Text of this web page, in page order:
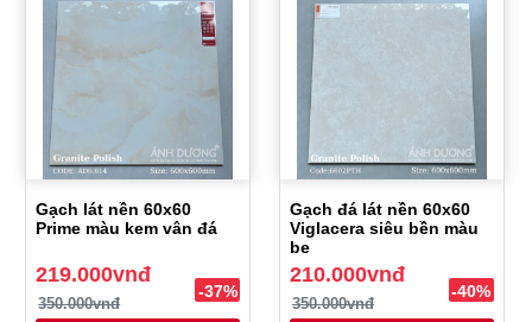
Gạch lát nền 60x60
Prime màu kem vân đá
219.000vnđ
350.000vnđ
-37%
Gạch đá lát nền 60x60
Viglacera siêu bền màu
be
210.000vnđ
350.000vnđ
-40%